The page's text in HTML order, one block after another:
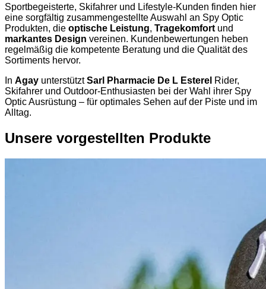
Sportbegeisterte, Skifahrer und Lifestyle-Kunden finden hier
eine sorgfältig zusammengestellte Auswahl an Spy Optic
Produkten, die optische Leistung, Tragekomfortund
markantes Design vereinen. Kundenbewertungen heben
regelmäßig die kompetente Beratung und die Qualität des
Sortiments hervor.
In Agay unterstütztSarl Pharmacie De L Esterel Rider,
Skifahrer und Outdoor-Enthusiasten bei der Wahl ihrer Spy
Optic Ausrüstung – für optimales Sehen auf der Piste und im
Alltag.
Unsere vorgestellten Produkte